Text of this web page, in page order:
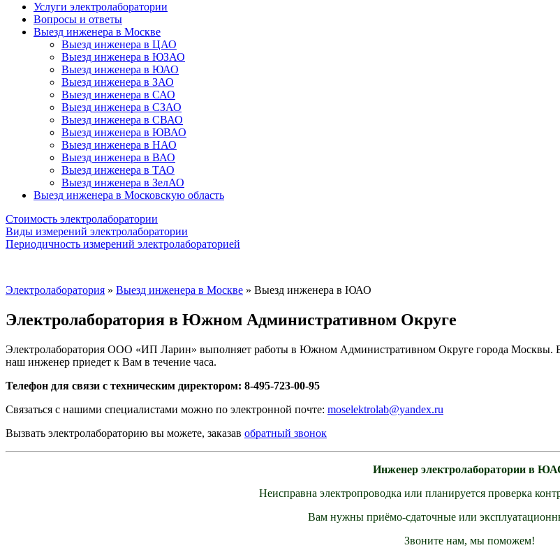
Услуги электролаборатории
Вопросы и ответы
Выезд инженера в Москве
Выезд инженера в ЦАО
Выезд инженера в ЮЗАО
Выезд инженера в ЮАО
Выезд инженера в ЗАО
Выезд инженера в САО
Выезд инженера в СЗАО
Выезд инженера в СВАО
Выезд инженера в ЮВАО
Выезд инженера в НАО
Выезд инженера в ВАО
Выезд инженера в ТАО
Выезд инженера в ЗелАО
Выезд инженера в Московскую область
Стоимость электролаборатории
Виды измерений электролаборатории
Периодичность измерений электролабораторией
Электролаборатория » Выезд инженера в Москве » Выезд инженера в ЮАО
Электролаборатория в Южном Административном Округе
Электролаборатория ООО «ИП Ларин» выполняет работы в Южном Административном Округе города Москвы.
наш инженер приедет к Вам в течение часа.
Телефон для связи с техническим директором: 8-495-723-00-95
Связаться с нашими специалистами можно по электронной почте: moselektrolab@yandex.ru
Вызвать электролабораторию вы можете, заказав обратный звонок
Инженер электролаборатории в
Неисправна электропроводка или планируется проверка
Вам нужны приёмо-сдаточные или
Звоните нам, мы поможем!